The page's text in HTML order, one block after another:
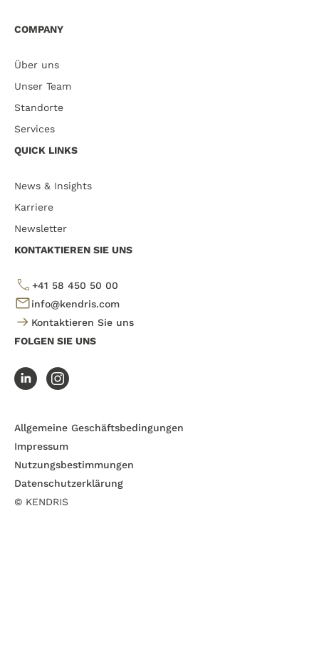
COMPANY
Über uns
Unser Team
Standorte
Services
QUICK LINKS
News & Insights
Karriere
Newsletter
KONTAKTIEREN SIE UNS
+41 58 450 50 00
info@kendris.com
Kontaktieren Sie uns
FOLGEN SIE UNS
© KENDRIS
Allgemeine Geschäftsbedingungen
Impressum
Nutzungsbestimmungen
Datenschutzerklärung